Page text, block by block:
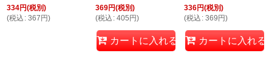
334円(税別)
(税込 : 367 円)
369円(税別)
(税込 : 405 円)
カートに入れる
336円(税別)
(税込 : 369 円)
カートに入れる